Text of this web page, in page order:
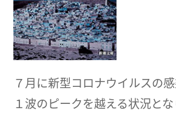
７月に新型コロナウイルスの
１波のピークを越える状況と